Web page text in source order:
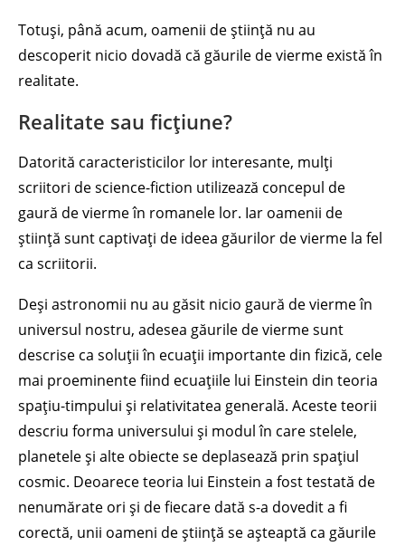
Totuși, până acum, oamenii de știință nu au
descoperit nicio dovadă că găurile de vierme există în
realitate.
Realitate sau ficțiune?
Datorită caracteristicilor lor interesante, mulți
scriitori de science-fiction utilizează concepul de
gaură de vierme în romanele lor. Iar oamenii de
știință sunt captivați de ideea găurilor de vierme la fel
ca scriitorii.
Deși astronomii nu au găsit nicio gaură de vierme în
universul nostru, adesea găurile de vierme sunt
descrise ca soluții în ecuații importante din fizică, cele
mai proeminente fiind ecuațiile lui Einstein din teoria
spațiu-timpului și relativitatea generală. Aceste teorii
descriu forma universului și modul în care stelele,
planetele și alte obiecte se deplasează prin spațiul
cosmic. Deoarece teoria lui Einstein a fost testată de
nenumărate ori și de fiecare dată s-a dovedit a fi
corectă, unii oameni de știință se așteaptă ca găurile